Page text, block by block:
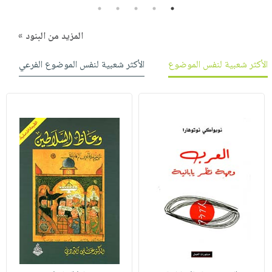
1
2
3
4
5
المزيد من البنود »
الأكثر شعبية لنفس الموضوع
الأكثر شعبية لنفس الموضوع الفرعي